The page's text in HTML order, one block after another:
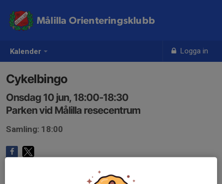
Kalender Logga in
Målilla Orienteringsklubb
Cykelbingo
Onsdag 10 jun, 18:00-18:30
Parken vid Målilla resecentrum
Samling: 18:00